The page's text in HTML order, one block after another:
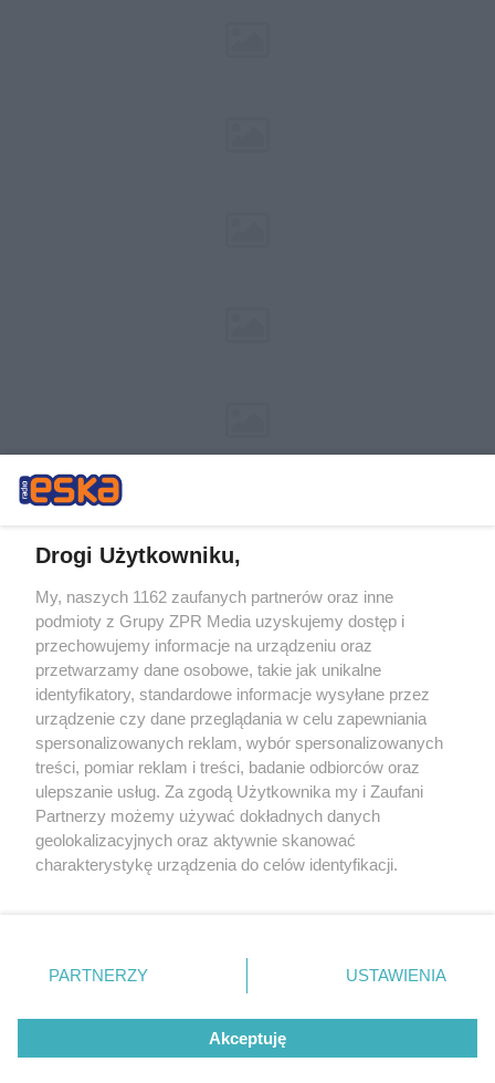
Żaden utwór zamieszczony w serwisie nie może być powielany i
rozpowszechniany lub dalej rozpowszechniany w jakikolwiek sposób (w
tym także elektroniczny lub mechaniczny) na jakimkolwiek polu
eksploatacji w jakiejkolwiek formie, włącznie z umieszczaniem w
Internecie bez pisemnej zgody właściciela praw. Jakiekolwiek użycie lub
wykorzystanie utworów w całości lub w części z naruszeniem prawa,
tzn. bez właściwej zgody, jest zabronione pod groźbą kary i może być
ścigane prawnie.
© 2026 Grupa ZPR Media
Drogi Użytkowniku,
My, naszych 1162 zaufanych partnerów oraz inne
podmioty z Grupy ZPR Media uzyskujemy dostęp i
przechowujemy informacje na urządzeniu oraz
przetwarzamy dane osobowe, takie jak unikalne
identyfikatory, standardowe informacje wysyłane przez
urządzenie czy dane przeglądania w celu zapewniania
spersonalizowanych reklam, wybór spersonalizowanych
treści, pomiar reklam i treści, badanie odbiorców oraz
ulepszanie usług. Za zgodą Użytkownika my i Zaufani
Partnerzy możemy używać dokładnych danych
geolokalizacyjnych oraz aktywnie skanować
charakterystykę urządzenia do celów identyfikacji.
zmienić/wycofać klikając przycisk ustawień prywatności
znajdujący się w lewym dolnym rogu strony
rodzaje przetwarzania danych nie wymagają zgody
użytkownika, ale masz prawo sprzeciwić się takiemu
przetwarzaniu. Preferencje będą miały zastosowanie tylko
PARTNERZY USTAWIENIA
Akceptuję